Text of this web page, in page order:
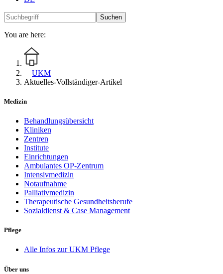
Suchen
You are here:
UKM
Aktuelles-Vollständiger-Artikel
Medizin
Behandlungsübersicht
Kliniken
Zentren
Institute
Einrichtungen
Ambulantes OP-Zentrum
Intensivmedizin
Notaufnahme
Palliativmedizin
Therapeutische Gesundheitsberufe
Sozialdienst & Case Management
Pflege
Alle Infos zur UKM Pflege
Über uns